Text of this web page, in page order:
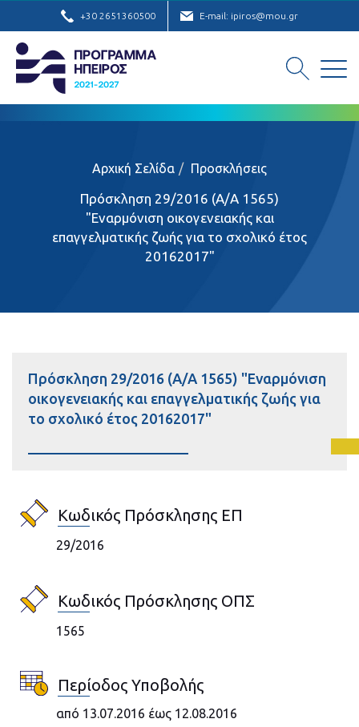
+30 2651360500 E-mail: ipiros@mou.gr
Αρχική Σελίδα Προσκλήσεις
Πρόσκληση 29/2016 (Α/Α 1565)
"Εναρμόνιση οικογενειακής και
επαγγελματικής ζωής για το σχολικό έτος
20162017"
Πρόσκληση 29/2016 (Α/Α 1565) "Εναρμόνιση
οικογενειακής και επαγγελματικής ζωής για
το σχολικό έτος 20162017"
Κωδικός Πρόσκλησης ΕΠ
29/2016
Κωδικός Πρόσκλησης ΟΠΣ
1565
Περίοδος Υποβολής
από 13.07.2016 έως 12.08.2016